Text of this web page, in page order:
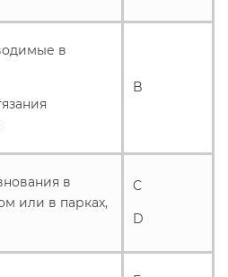
в
B
в
или в парках,
C
D